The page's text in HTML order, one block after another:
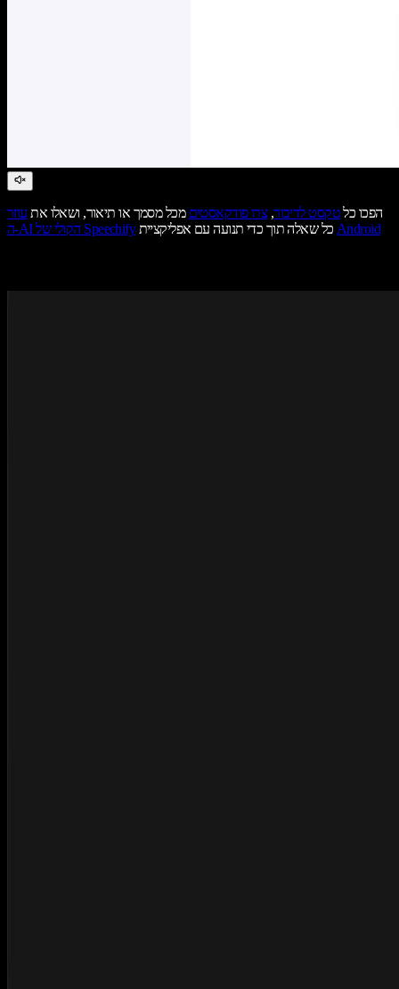
הפכו כלטקסט לדיבור,צרו פודקאסטים מכל מסמך או תיאור, ושאלו את עוזר
ה-AI הקולי של Speechify
כל שאלה תוך כדי תנועה עם אפליקצייתAndroid